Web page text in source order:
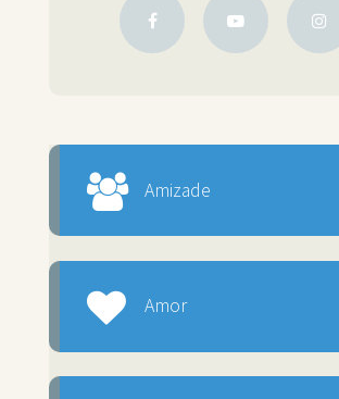
Amizade
Amor